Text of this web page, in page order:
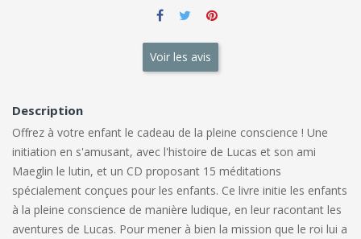
Voir les avis
Description
Offrez à votre enfant le cadeau de la pleine conscience ! Une
initiation en s'amusant, avec l'histoire de Lucas et son ami
Maeglin le lutin, et un CD proposant 15 méditations
spécialement conçues pour les enfants. Ce livre initie les enfants
à la pleine conscience de manière ludique, en leur racontant les
aventures de Lucas. Pour mener à bien la mission que le roi lui a